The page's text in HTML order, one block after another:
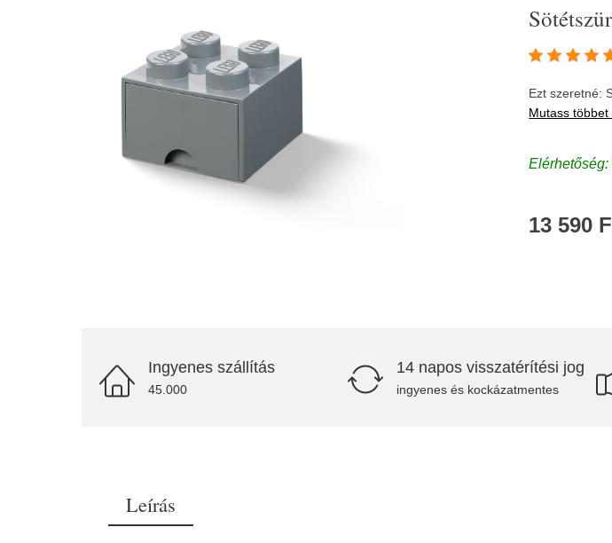
Ezt szeretné:
Mutass többet
Elérhetőség:
13 590
Ingyenes szállítás
45.000
14 napos visszatérítési jog
ingyenes és kockázatmentes
Leírás